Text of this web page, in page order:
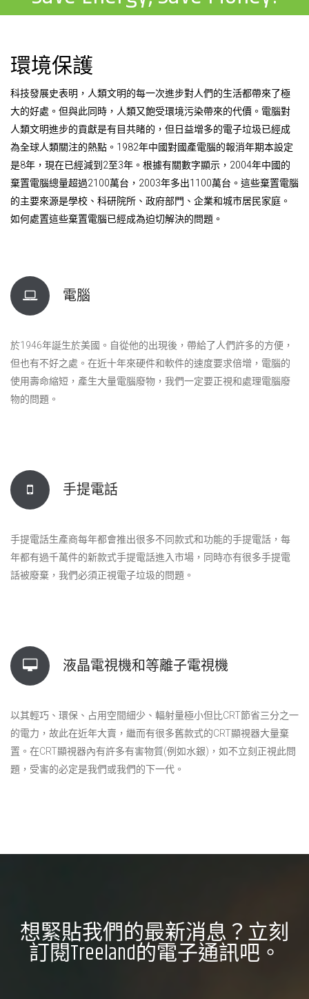
環境保護
科技發展史表明，人類文明的每一次進步對人們的生活都帶來了極
大的好處。但與此同時，人類又飽受環境污染帶來的代價。電腦對
人類文明進步的貢獻是有目共睹的，但日益增多的電子垃圾已經成
為全球人類關注的熱點。1982年中國對國產電腦的報消年期本設定
是8年，現在已經減到2至3年。根據有關數字顯示，2004年中國的
棄置電腦總量超過2100萬台，2003年多出1100萬台。這些棄置電腦
的主要來源是學校、科研院所、政府部門、企業和城市居民家庭。
如何處置這些棄置電腦已經成為迫切解決的問題。
電腦
於1946年誕生於美國。自從他的出現後，帶給了人們許多的方便，
但也有不好之處。在近十年來硬件和軟件的速度要求倍增，電腦的
使用壽命縮短，產生大量電腦廢物，我們一定要正視和處理電腦廢
物的問題。
手提電話
手提電話生產商每年都會推出很多不同款式和功能的手提電話，每
年都有過千萬件的新款式手提電話進入市場，同時亦有很多手提電
話被廢棄，我們必須正視電子垃圾的問題。
液晶電視機和等離子電視機
以其輕巧、環保、占用空間細少、輻射量極小但比CRT節省三分之一
的電力，故此在近年大賣，繼而有很多舊款式的CRT顯視器大量棄
置。在CRT顯視器內有許多有害物質(例如水銀)，如不立刻正視此問
題，受害的必定是我們或我們的下一代。
想緊貼我們的最新消息？立刻
訂閱Treeland的電子通訊吧。